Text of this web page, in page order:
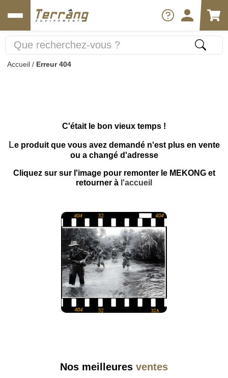
Accueil / Erreur 404
C'était le bon vieux temps !
Le produit que vous avez demandé n'est plus en vente
ou a changé d'adresse
Cliquez sur sur l'image pour remonter le MEKONG et
retourner à l'accueil
Nos meilleures ventes